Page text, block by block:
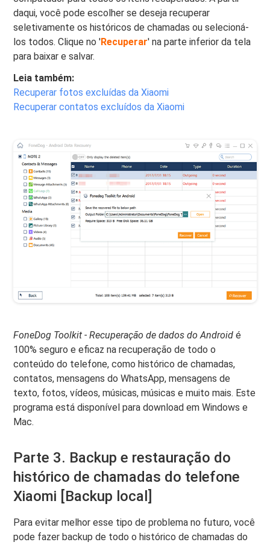
daqui, você pode escolher se deseja recuperar
seletivamente os históricos de chamadas ou selecioná-
los todos. Clique no 'Recuperar' na parte inferior da tela
para baixar e salvar.
Leia também:
Recuperar fotos excluídas da Xiaomi
Recuperar contatos excluídos da Xiaomi
FoneDog Toolkit - Recuperação de dados do Android é
100% seguro e eficaz na recuperação de todo o
conteúdo do telefone, como histórico de chamadas,
contatos, mensagens do WhatsApp, mensagens de
texto, fotos, vídeos, músicas, músicas e muito mais. Este
programa está disponível para download em Windows e
Mac.
Parte 3. Backup e restauração do
histórico de chamadas do telefone
Xiaomi [Backup local]
Para evitar melhor esse tipo de problema no futuro, você
pode fazer backup de todo o histórico de chamadas do